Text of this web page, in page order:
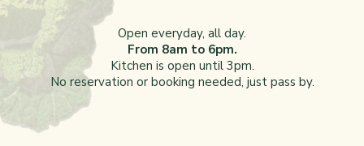
Open everyday, all day.
From 8am to 6pm.
Kitchen is open until 3pm.
No reservation or booking needed, just pass by.